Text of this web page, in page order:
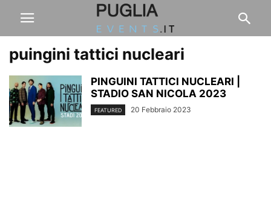
puingini tattici nucleari
PINGUINI TATTICI NUCLEARI |
STADIO SAN NICOLA 2023
FEATURED 20 Febbraio 2023